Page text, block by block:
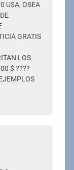
U$A, OSEA
GRATIS
LOS
$ ????